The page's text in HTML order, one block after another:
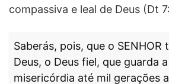
compassiva e leal de Deus (Dt
Saberás, pois, que o SENHOR
Deus, o Deus fiel, que guarda
misericórdia até mil gerações